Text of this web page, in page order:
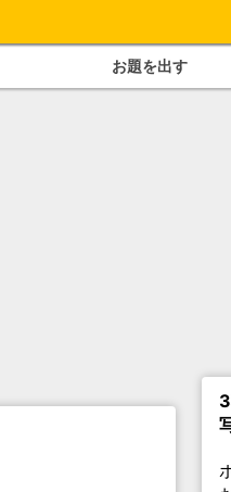
お題を出す